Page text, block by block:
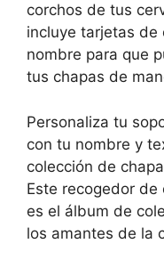
corchos de tus
incluye tarjetas de
nombre para que
tus chapas de
Personaliza tu
con tu nombre y
colección de
Este recogedor
es el álbum de
los amantes de la